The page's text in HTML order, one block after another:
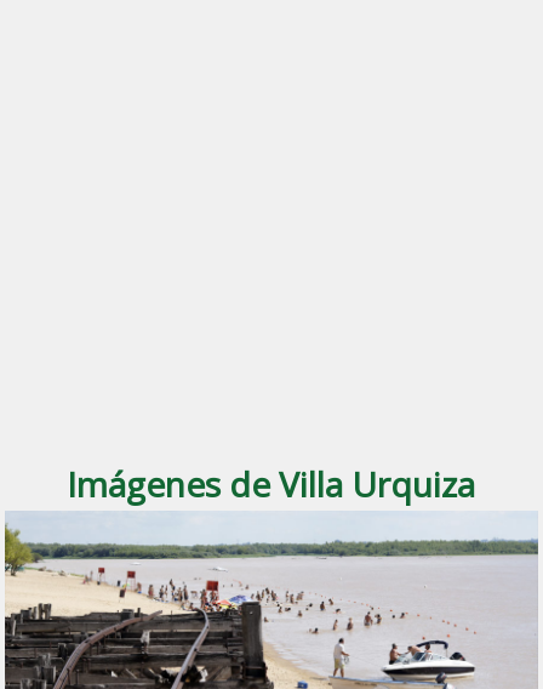
Imágenes de Villa Urquiza